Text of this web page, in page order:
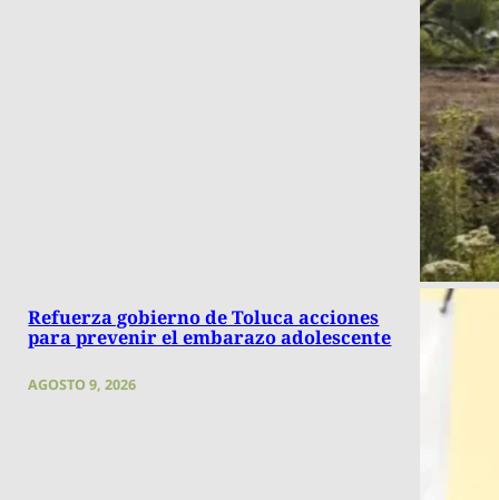
Refuerza gobierno de Toluca acciones
para prevenir el embarazo adolescente
AGOSTO 9, 2026